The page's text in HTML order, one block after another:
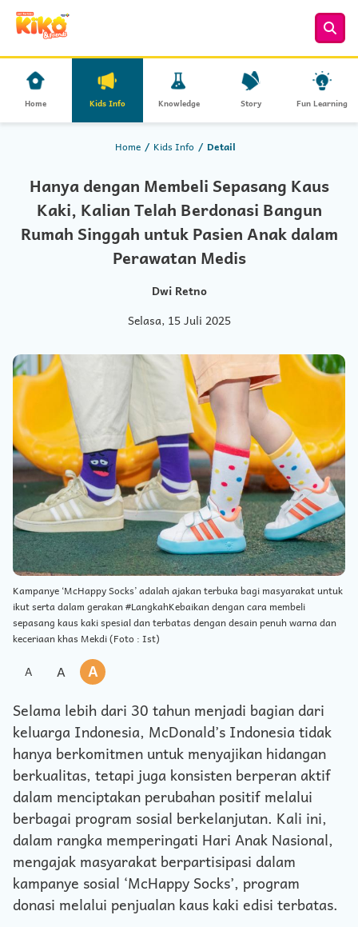
Home Kids Info Knowledge Story Fun Learning
Home Kids Info Detail
Hanya dengan Membeli Sepasang Kaus
Kaki, Kalian Telah Berdonasi Bangun
Rumah Singgah untuk Pasien Anak dalam
Perawatan Medis
Dwi Retno
Selasa, 15 Juli 2025
Kampanye ‘McHappy Socks’ adalah ajakan terbuka bagi masyarakat untuk
ikut serta dalam gerakan #LangkahKebaikan dengan cara membeli
sepasang kaus kaki spesial dan terbatas dengan desain penuh warna dan
keceriaan khas Mekdi (Foto : Ist)
A A
A
Selama lebih dari 30 tahun menjadi bagian dari
keluarga Indonesia, McDonald’s Indonesia tidak
hanya berkomitmen untuk menyajikan hidangan
berkualitas, tetapi juga konsisten berperan aktif
dalam menciptakan perubahan positif melalui
berbagai program sosial berkelanjutan. Kali ini,
dalam rangka memperingati Hari Anak Nasional,
mengajak masyarakat berpartisipasi dalam
kampanye sosial ‘McHappy Socks’, program
donasi melalui penjualan kaus kaki edisi terbatas.